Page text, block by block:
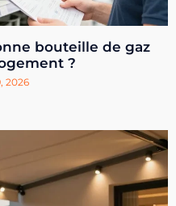
bouteille de gaz
?
2026